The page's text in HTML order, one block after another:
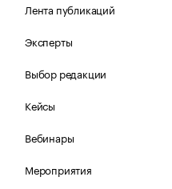
Лента публикаций
Эксперты
Выбор редакции
Кейсы
Вебинары
Мероприятия